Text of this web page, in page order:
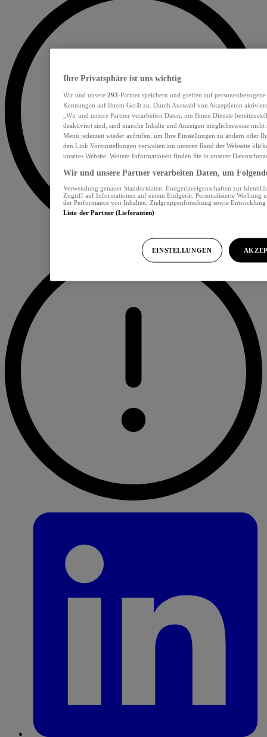
Ihre Privatsphäre ist uns wichtig
Wir und unsere 293-Partner speichern und greifen auf
Kennungen auf Ihrem Gerät zu. Durch Auswahl von Akzeptieren
„Wir und unsere Partner verarbeiten Daten, um Ihnen Dienste
deaktiviert sind, sind manche Inhalte und Anzeigen möglicherweise nicht
Menü jederzeit wieder aufrufen, um Ihre Einstellungen zu ändern oder
den Link Voreinstellungen verwalten am unteren Rand der Webseite
unseres Website. Weitere Informationen finden Sie in unserer
Wir und unsere Partner verarbeiten Daten, um
Verwendung genauer Standortdaten. Endgeräteeigenschaften zur
Zugriff auf Informationen auf einem Endgerät. Personalisierte Werbung
der Performance von Inhalten, Zielgruppenforschung sowie
Liste der Partner (Lieferanten)
EINSTELLUNGEN